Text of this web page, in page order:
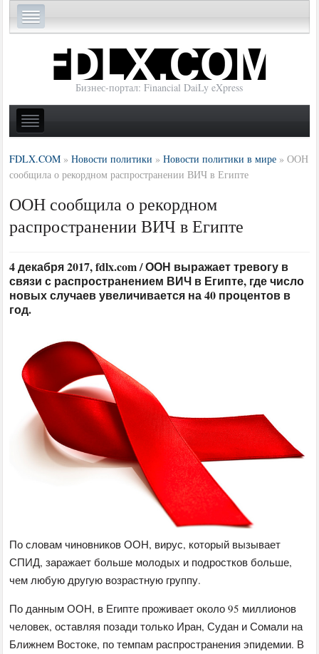
Бизнес-портал: Financial DaiLy eXpress
FDLX.COM »Новости политики »Новости политики в мире »ООН
сообщила о рекордном распространении ВИЧ в Египте
ООН сообщила о рекордном
распространении ВИЧ в Египте
4 декабря 2017, fdlx.com / ООН выражает тревогу в
связи с распространением ВИЧ в Египте, где число
новых случаев увеличивается на 40 процентов в
год.
По словам чиновников ООН, вирус, который вызывает
СПИД, заражает больше молодых и подростков больше,
чем любую другую возрастную группу.
По данным ООН, в Египте проживает около 95 миллионов
человек, оставляя позади только Иран, Судан и Сомали на
Ближнем Востоке, по темпам распространения эпидемии. В